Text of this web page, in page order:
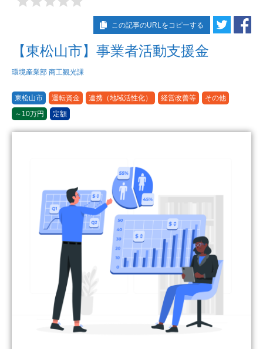
この記事のURLをコピーする
【東松山市】事業者活動支援金
環境産業部 商工観光課
東松山市 運転資金 連携（地域活性化） 経営改善等
その他
～10万円
定額